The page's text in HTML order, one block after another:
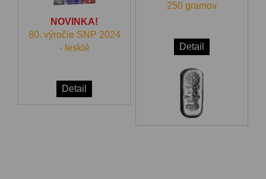
NOVINKA!
80. výročie SNP 2024
- lesklé
Detail
250 gramov
Detail